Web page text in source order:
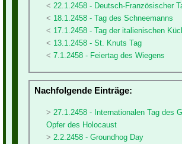
22.1.2458 - Deutsch-Französischer
18.1.2458 - Tag des Schneemanns
17.1.2458 - Tag der italienischen
13.1.2458 - St. Knuts Tag
7.1.2458 - Feiertag des Wiegens
Nachfolgende Einträge:
27.1.2458 - Internationalen Tag des
Opfer des Holocaust
2.2.2458 - Groundhog Day